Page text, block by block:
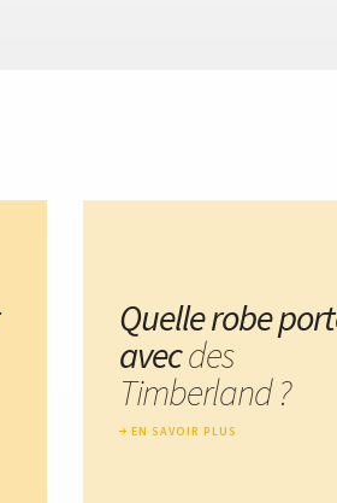
Quelle robe
avecdes
Timberland ?
EN SAVOIR PLUS